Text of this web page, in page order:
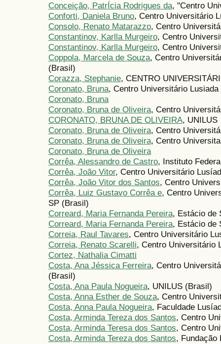
Conceição, PatrÍcia Rodrigues da, "Centro
Conforti, Daniela Bruno, Centro Universitário
Consolo, Renato Matarazzo, Centro
Constantinov, Karlla Murgeiro, Centro
Constantinov, Karlla Murgeiro, Centro
Coppola, Marcela de Souza, Centro
(Brasil)
Corazza, Stephanie, CENTRO
Coronato, Bruna, Centro Universitário
Coronato, Bruna
Coronato, Bruna de Oliveira, Centro
CORONATO, BRUNA DE OLIVEIRA, UNILUS
Coronato, Bruna de Oliveira, Centro
Coronato, Bruna de Oliveira, Centro
Coronato, Bruna de Oliveira
Corrêa, Alessandro de Castro, Instituto
Corrêa, João Vitor, Centro Universitário
Corrêa, João Vitor dos Santos, Centro
Corrêa, Luiz Gustavo Corrêa e, Centro
SP (Brasil)
Correard, Maria Fernanda Pereira, Estácio de
Correard, Maria Fernanda Pereira, Estácio de
Correia, Raul Tavares, Centro Universitário
Correia, Renato Scarelli, Centro Universitário
Cortez, Nathalia Cimatti
Costa, Ana Jéssica Ferreira, Centro
(Brasil)
Costa, Ana Paula Nogueira, UNILUS (Brasil)
Costa, Anna Esther de Souza, Centro
Costa, Anna Paula Nogueira, Faculdade
Costa, Arminda Tereza dos Santos, Centro
Costa, Arminda Teresa dos Santos, Centro
Costa, Arminda Tereza dos Santos, Fundação